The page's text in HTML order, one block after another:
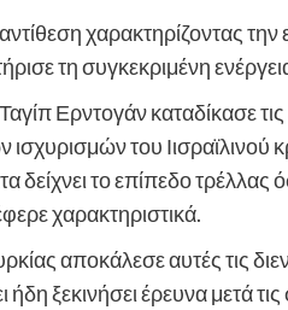
χαρακτηρίζοντας
τη συγκεκριμένη ενέργεια
Ερντογάν καταδίκασε
του
δείχνει το επίπεδο
χαρακτηριστικά.
αποκάλεσε αυτές τις
ξεκινήσει έρευνα μετά